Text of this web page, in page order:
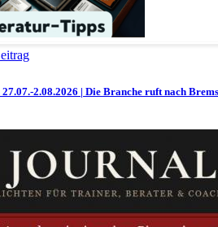
2.08.2026 | Die Branche ruft nach